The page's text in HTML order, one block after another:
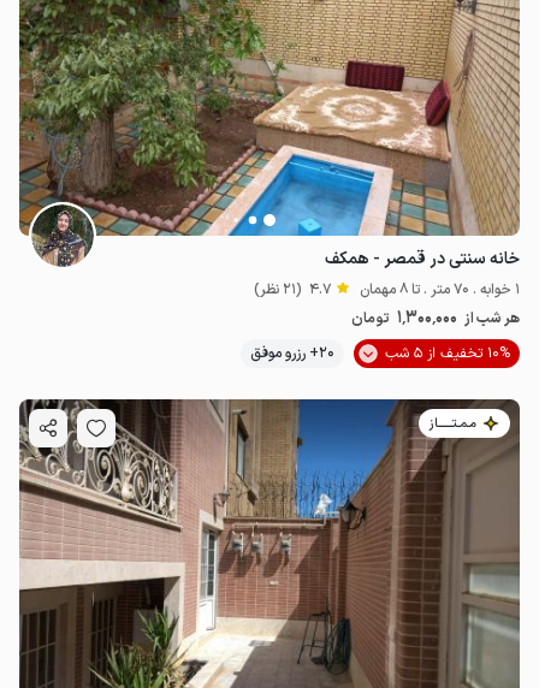
خانه سنتی در قمصر - همکف
1 خوابه . 70 متر . تا 8 مهمان 4.7 (21 نظر)
هر شب از 1٬300٬000 تومان
10% تخفیف از 5 شب
20+ رزرو موفق
مـمـتــــــاز